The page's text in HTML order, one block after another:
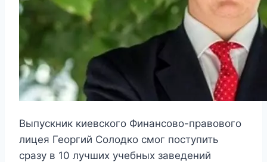
Выпускник киевского Финансово-правового
лицея Георгий Солодко смог поступить
сразу в 10 лучших учебных заведений